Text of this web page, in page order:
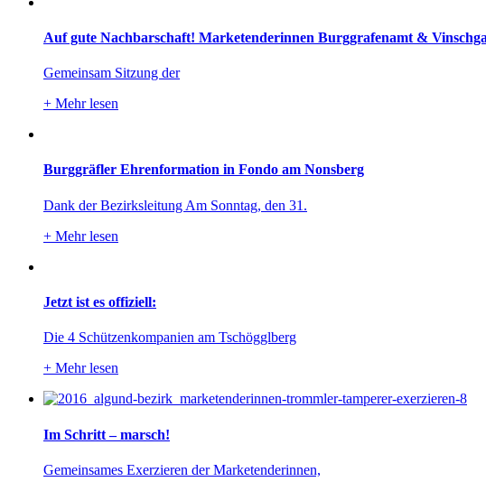
Auf gute Nachbarschaft! Marketenderinnen Burggrafenamt &
Gemeinsam Sitzung der
+ Mehr lesen
Burggräfler Ehrenformation in Fondo am Nonsberg
Dank der Bezirksleitung Am Sonntag, den 31.
+ Mehr lesen
Jetzt ist es offiziell:
Die 4 Schützenkompanien am Tschögglberg
+ Mehr lesen
Im Schritt – marsch!
Gemeinsames Exerzieren der Marketenderinnen,